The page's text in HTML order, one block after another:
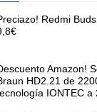
Redmi
Amazon!
HD2.21 de
IONTEC a